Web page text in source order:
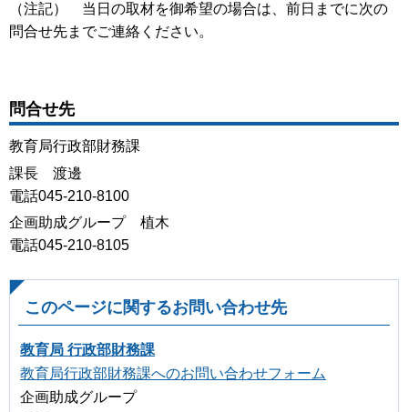
（注記） 当日の取材を御希望の場合は、前日までに次の
問合せ先までご連絡ください。
問合せ先
教育局行政部財務課
課長 渡邊
電話045-210-8100
企画助成グループ 植木
電話045-210-8105
このページに関するお問い合わせ先
教育局 行政部財務課
教育局行政部財務課へのお問い合わせフォーム
企画助成グループ